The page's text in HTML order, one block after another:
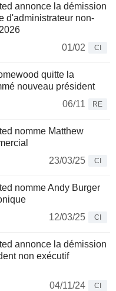
annonce la démission
d'administrateur non-
01/02
CI
quitte la
nouveau président
06/11
RE
nomme Matthew
23/03/25
CI
nomme Andy Burger
12/03/25
CI
annonce la démission
non exécutif
04/11/24
CI